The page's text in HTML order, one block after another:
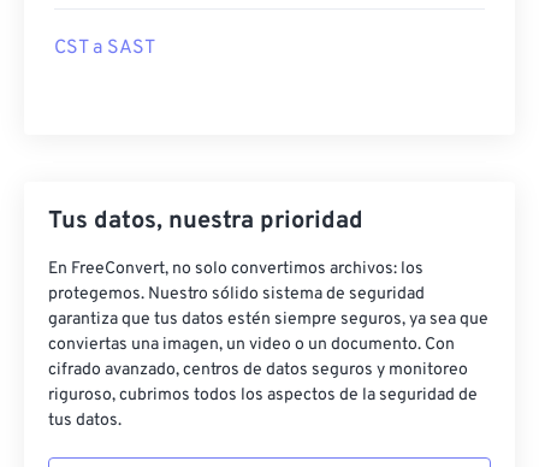
CST a SAST
Tus datos, nuestra prioridad
En FreeConvert, no solo convertimos archivos: los
protegemos. Nuestro sólido sistema de seguridad
garantiza que tus datos estén siempre seguros, ya sea que
conviertas una imagen, un video o un documento. Con
cifrado avanzado, centros de datos seguros y monitoreo
riguroso, cubrimos todos los aspectos de la seguridad de
tus datos.